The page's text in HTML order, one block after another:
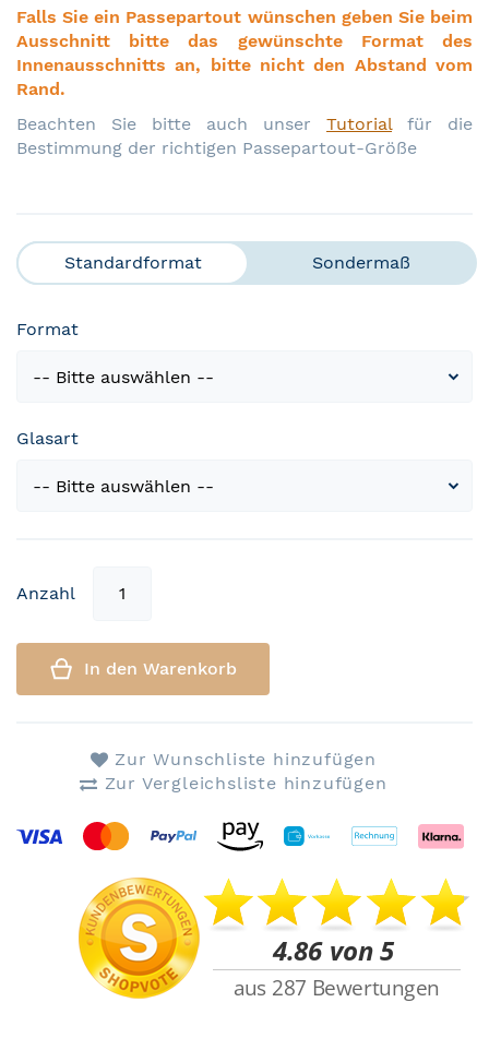
Falls Sie ein Passepartout wünschen geben Sie beim
Ausschnitt bitte das gewünschte Format des
Innenausschnitts an, bitte nicht den Abstand vom
Rand.
Beachten Sie bitte auch unser Tutorialfür die
Bestimmung der richtigen Passepartout-Größe
Standardformat Sondermaß
Format
Glasart
Anzahl
In den Warenkorb
Zur Wunschliste hinzufügen
Zur Vergleichsliste hinzufügen